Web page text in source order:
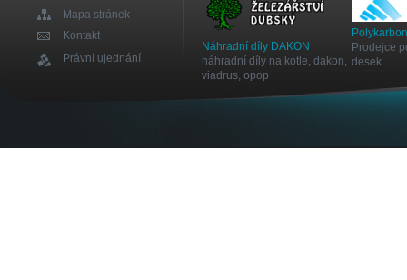
Mapa stránek
Kontakt
Právní ujednání
Náhradní díly DAKON
náhradní díly na kotle, dakon,
viadrus, opop
Prodejce
desek